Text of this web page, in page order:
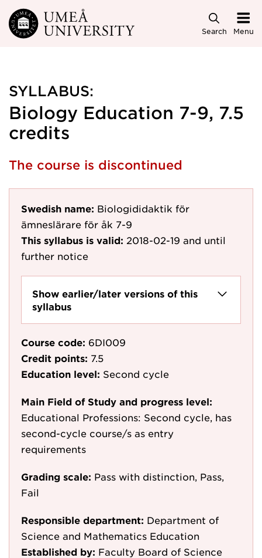
Skip to main content
Search Menu
SYLLABUS:
Biology Education 7-9, 7.5
credits
The course is discontinued
Swedish name: Biologididaktik för
ämneslärare för åk 7-9
This syllabus is valid: 2018-02-19 and until
further notice
Show earlier/later versions of this
syllabus
Course code: 6DI009
Credit points: 7.5
Education level: Second cycle
Main Field of Study and progress level:
Educational Professions: Second cycle, has
second-cycle course/s as entry
requirements
Grading scale: Pass with distinction, Pass,
Fail
Responsible department: Department of
Science and Mathematics Education
Established by: Faculty Board of Science